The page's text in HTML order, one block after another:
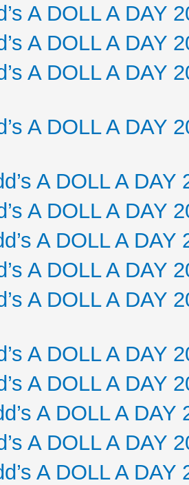
A DOLL A DAY
A DOLL A DAY
A DOLL A DAY
A DOLL A DAY
A DOLL A DAY
A DOLL A DAY
A DOLL A DAY
A DOLL A DAY
A DOLL A DAY
A DOLL A DAY
A DOLL A DAY
A DOLL A DAY
A DOLL A DAY
A DOLL A DAY